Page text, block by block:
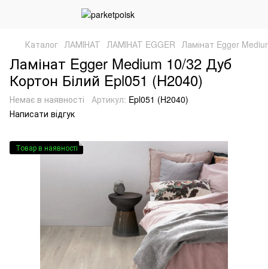
Каталог ЛАМІНАТ ЛАМІНАТ EGGER Ламінат Egger
Ламінат Egger Medium 10/32 Дуб
Кортон Білий Epl051 (H2040)
Немає в наявності Артикул: Epl051 (H2040)
Написати відгук
Товар в наявності